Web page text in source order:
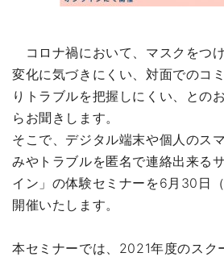
コロナ禍において、マスクをつ
変化に気づきにくい、対面でのコ
りトラブルを把握しにくい、との
らお聞きします。
そこで、デジタル端末や個人のス
みやトラブルを匿名で連絡出来る
イン」の体験セミナーを6月30日
開催いたします。
本セミナーでは、2021年度のスク